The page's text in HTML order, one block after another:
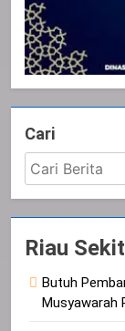
Cari
Riau
Butuh
Musyawarah